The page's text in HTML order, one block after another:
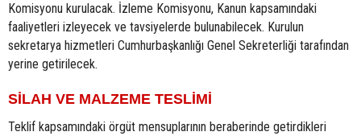
Komisyonu kurulacak. İzleme Komisyonu, Kanun kapsamındaki
faaliyetleri izleyecek ve tavsiyelerde bulunabilecek. Kurulun
sekretarya hizmetleri Cumhurbaşkanlığı Genel Sekreterliği tarafından
yerine getirilecek.
SİLAH VE MALZEME TESLİMİ
Teklif kapsamındaki örgüt mensuplarının beraberinde getirdikleri